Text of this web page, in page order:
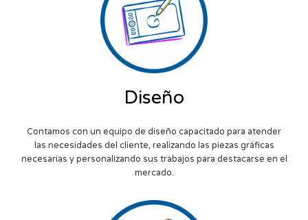
Diseño
Contamos con un equipo de diseño capacitado para atender
las necesidades del cliente, realizando las piezas gráficas
necesarias y personalizando sus trabajos para destacarse en el
mercado.